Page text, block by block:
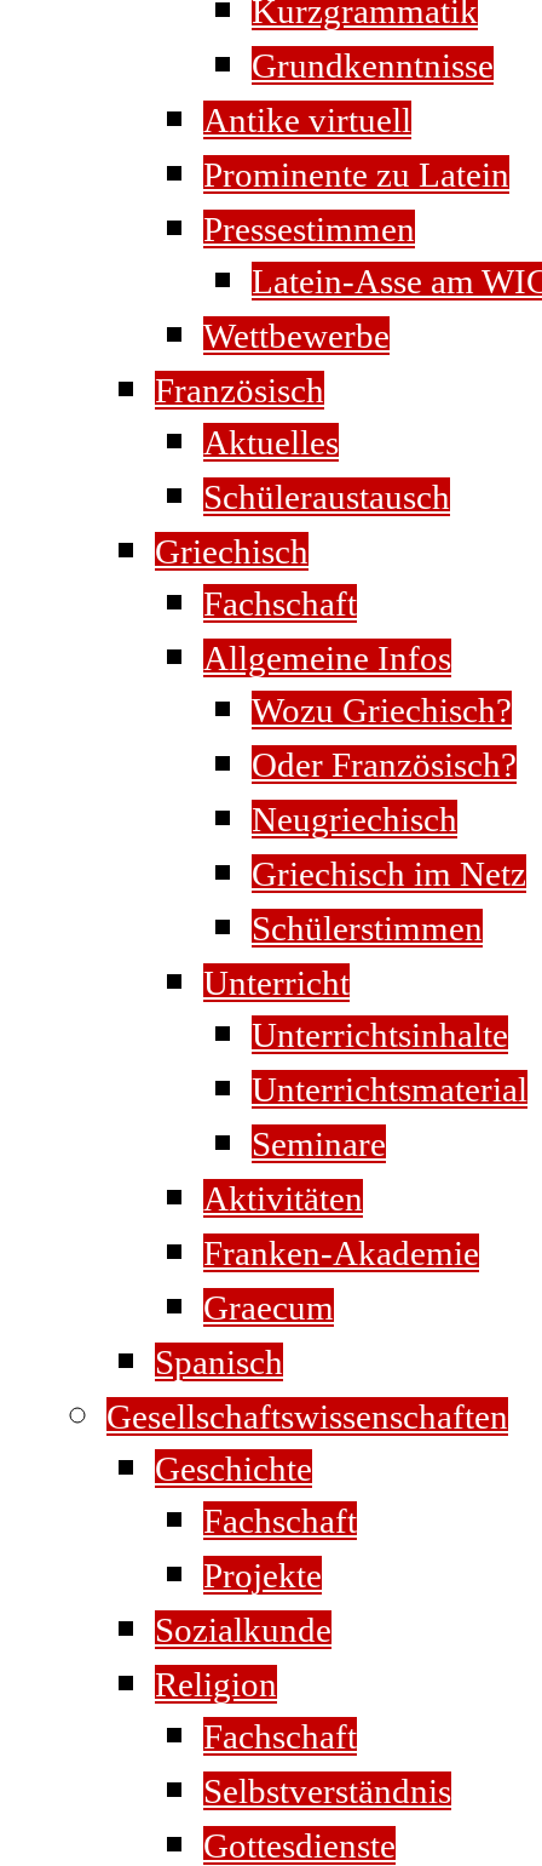
Kurzgrammatik
Grundkenntnisse
Antike virtuell
Prominente zu Latein
Pressestimmen
Latein-Asse am
Wettbewerbe
Französisch
Aktuelles
Schüleraustausch
Griechisch
Fachschaft
Allgemeine Infos
Wozu Griechisch?
Oder Französisch?
Neugriechisch
Griechisch im Netz
Schülerstimmen
Unterricht
Unterrichtsinhalte
Unterrichtsmaterial
Seminare
Aktivitäten
Franken-Akademie
Graecum
Spanisch
Gesellschaftswissenschaften
Geschichte
Fachschaft
Projekte
Sozialkunde
Religion
Fachschaft
Selbstverständnis
Gottesdienste